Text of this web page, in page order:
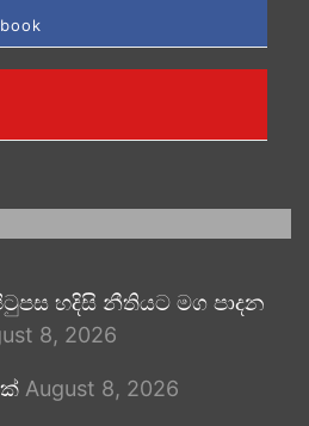
හදිසි නීතියට මග පාදන
8, 2026
August 8, 2026